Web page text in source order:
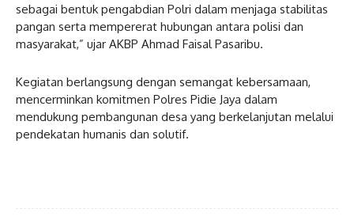
sebagai bentuk pengabdian Polri dalam menjaga stabilitas
pangan serta mempererat hubungan antara polisi dan
masyarakat,” ujar AKBP Ahmad Faisal Pasaribu.
Kegiatan berlangsung dengan semangat kebersamaan,
mencerminkan komitmen Polres Pidie Jaya dalam
mendukung pembangunan desa yang berkelanjutan melalui
pendekatan humanis dan solutif.